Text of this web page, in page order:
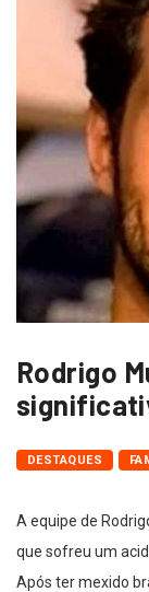
Rodrigo
DESTAQUES
A equipe de
que sofreu um
Após ter mexido